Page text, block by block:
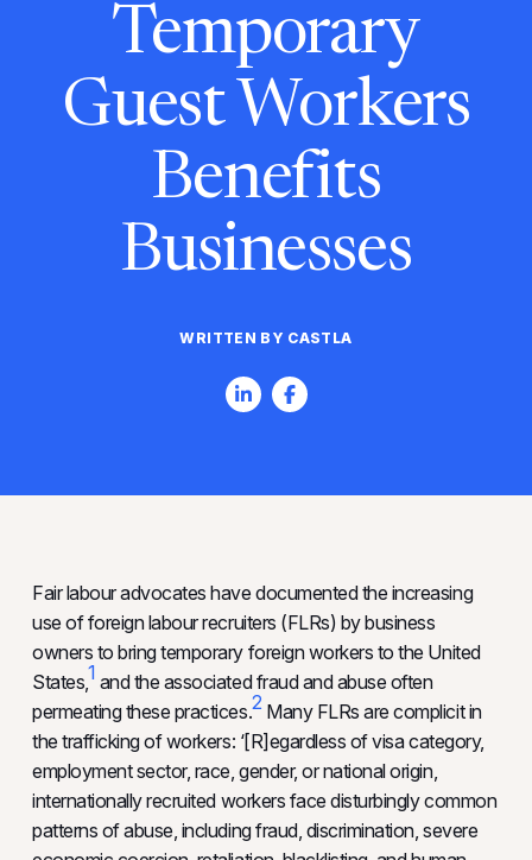
Temporary
Guest Workers
Benefits
Businesses
WRITTEN BY CASTLA
Fair labour advocates have documented the increasing
use of foreign labour recruiters (FLRs) by business
owners to bring temporary foreign workers to the United
States,1 and the associated fraud and abuse often
permeating these practices.2Many FLRs are complicit in
the trafficking of workers: ‘[R]egardless of visa category,
employment sector, race, gender, or national origin,
internationally recruited workers face disturbingly common
patterns of abuse, including fraud, discrimination, severe